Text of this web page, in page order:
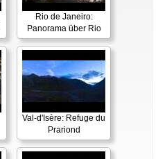
Rio de Janeiro:
Panorama über Rio
Val-d'Isère: Refuge du
Prariond